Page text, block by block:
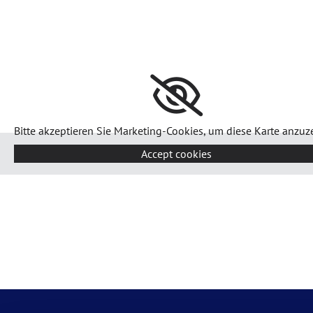
Bitte akzeptieren Sie Marketing-Cookies, um diese Karte
Accept cookies